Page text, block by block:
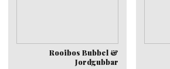
Rooibos Bubbel &
Jordgubbar